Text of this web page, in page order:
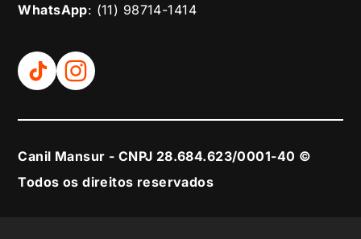
WhatsApp: (11) 98714-1414
Canil Mansur - CNPJ 28.684.623/0001-40 ©
Todos os direitos reservados